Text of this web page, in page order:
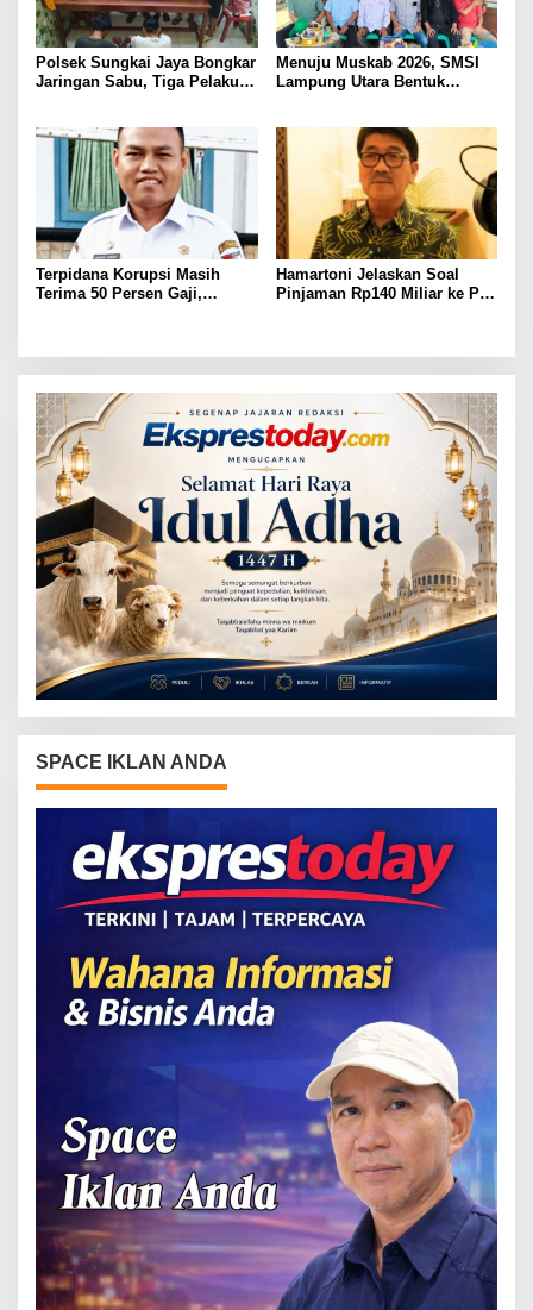
Polsek Sungkai Jaya Bongkar
Jaringan Sabu, Tiga Pelaku
Menuju Muskab 2026, SMSI
Lampung Utara Bentuk
Terpidana Korupsi Masih
Terima 50 Persen Gaji,
Hamartoni Jelaskan Soal
Pinjaman Rp140 Miliar ke PT
SPACE IKLAN ANDA